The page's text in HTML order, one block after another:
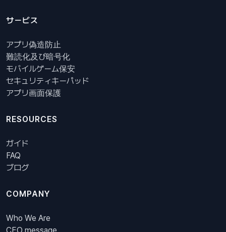
サービス
アプリ偽造防止
難読化及び暗号化
モバイルゲーム保安
セキュリティキーパッド
アプリ画面保護
RESOURCES
ガイド
FAQ
ブログ
COMPANY
Who We Are